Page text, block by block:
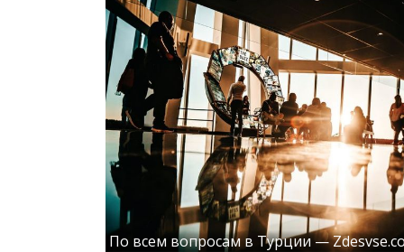
По всем вопросам в Турции —